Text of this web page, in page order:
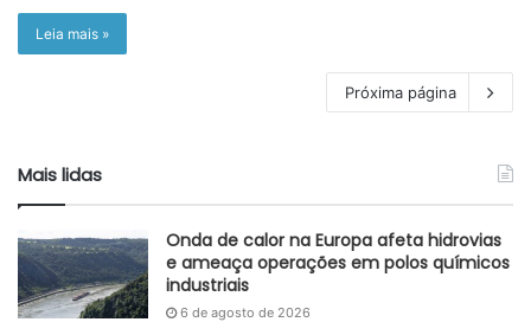
Leia mais »
Próxima página
Mais lidas
Onda de calor na Europa afeta hidrovias
e ameaça operações em polos químicos
industriais
6 de agosto de 2026